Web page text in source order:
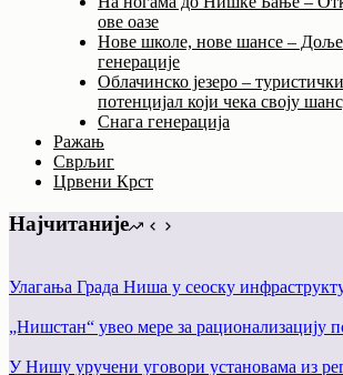
ове оазе
Нове школе, нове шансе –
генерације
Облачинско језеро –
потенцијал који чека своју
Снага генерација
Ражањ
Сврљиг
Црвени Крст
Најчитаније
Улагања Града Ниша у сеоску
„Нишстан“ увео мере за рационализацију
У Нишу уручени уговори установама из